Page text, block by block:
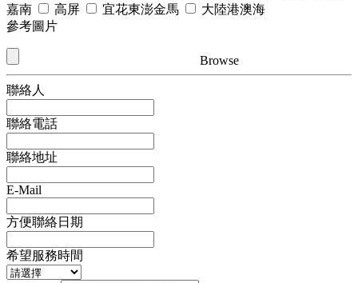
嘉南
高屏 宜花東澎金馬
大陸港澳海
參考圖片
Browse
聯絡人
聯絡電話
聯絡地址
E-Mail
方便聯絡日期
希望服務時間